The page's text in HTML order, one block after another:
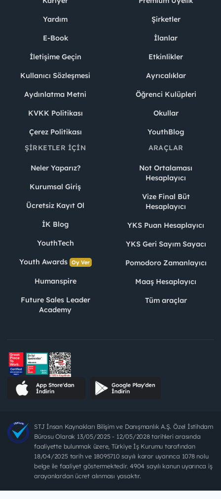
Yardım
E-Book
İletişime Geçin
Kullanıcı Sözleşmesi
Aydınlatma Metni
KVKK Politikası
Çerez Politikası
Şirketler
İlanlar
Etkinlikler
Ayrıcalıklar
Öğrenci Kulüpleri
Okullar
YouthBlog
ŞIRKETLER İÇIN
Neler Yaparız?
Kurumsal Giriş
Ücretsiz Kayıt Ol
İK Blog
YouthTech
Youth Awards Oy Ver
Humanspire
Future Sales Leader
Academy
ARAÇLAR
Not Ortalaması
Hesaplayıcı
Vize Final Büt
Hesaplayıcı
YKS Puan Hesaplayıcı
YKS Geri Sayım Sayacı
Pomodoro Zamanlayıcı
Maaş Hesaplayıcı
Tüm araçlar
STJ İnsan Kaynakları Bilişim ve Danışmanlık A.Ş. Özel İstihdam
Bürosu Olarak 13/05/2025 - 12/05/2028 tarihleri arasında
faaliyette bulunmak üzere, Türkiye İş Kurumu tarafından
18/04/2025 tarih ve 18095710 sayılı karar uyarınca 1078 nolu
belge ile faaliyet göstermektedir. 4904 sayılı kanun uyarınca iş
arayanlardan ücret alınması yasaktır.